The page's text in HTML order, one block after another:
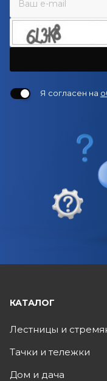
Я согласен на
КАТАЛОГ
Лестницы и
Тачки и тележки
Дом и дача